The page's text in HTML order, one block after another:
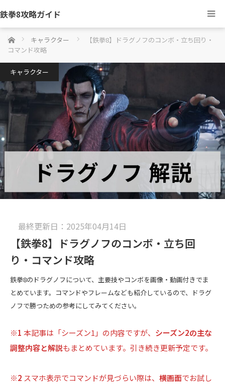
鉄拳8攻略ガイド
ホーム キャラクター
【鉄拳8】ドラグノフのコンボ・立ち回り・
コマンド攻略
キャラクター
最終更新日：2025年04月14日
【鉄拳8】ドラグノフのコンボ・立ち回
り・コマンド攻略
鉄拳8のドラグノフについて、主要技やコンボを画像・動画付きでま
とめています。コマンドやフレームなども紹介しているので、ドラグ
ノフで勝つための参考にしてみてください。
※1 本記事は「シーズン1」の内容ですが、 シーズン2の主な
調整内容と解説もまとめています。引き続き更新予定です。
※2 スマホ表示でコマンドが見づらい際は、 横画面でお試し